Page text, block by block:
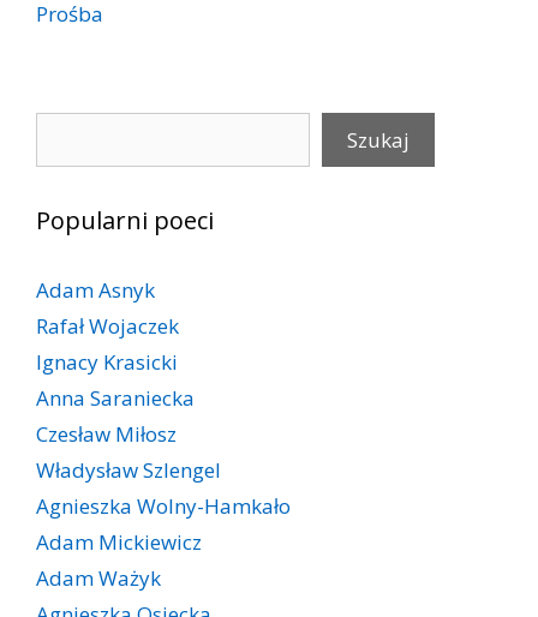
Prośba
Szukaj
Popularni poeci
Adam Asnyk
Rafał Wojaczek
Ignacy Krasicki
Anna Saraniecka
Czesław Miłosz
Władysław Szlengel
Agnieszka Wolny-Hamkało
Adam Mickiewicz
Adam Ważyk